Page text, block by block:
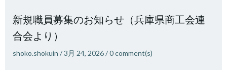
新規職員募集のお知らせ（兵庫県商工会連
合会より）
shoko.shokuin /3月 24, 2026/0comment(s)